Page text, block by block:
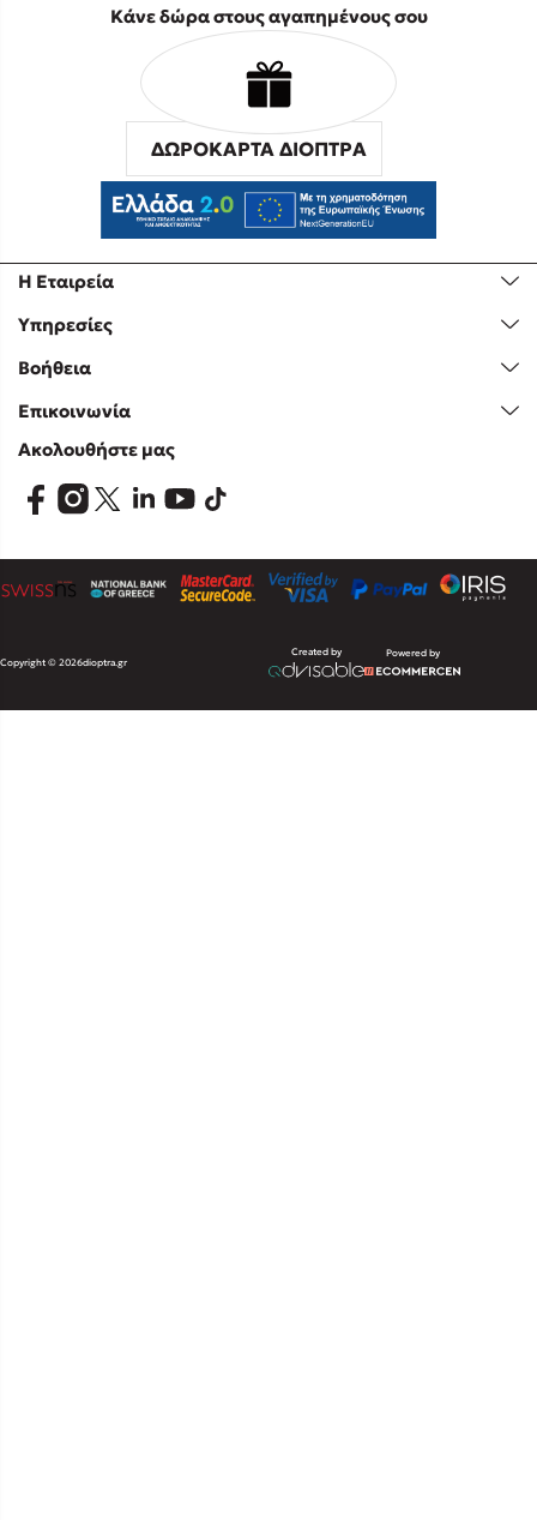
Η Εταιρεία
Υπηρεσίες
Βοήθεια
Επικοινωνία
Κάνε δώρα στους αγαπημένους σου
ΔΩΡΟΚΑΡΤΑ ΔΙΟΠΤΡΑ
Ακολουθήστε μας
Copyright © 2026dioptra.gr
Created by Powered by